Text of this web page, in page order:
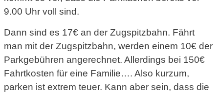
9.00 Uhr voll sind.
Dann sind es 17€ an der Zugspitzbahn. Fährt
man mit der Zugspitzbahn, werden einem 10€ der
Parkgebühren angerechnet. Allerdings bei 150€
Fahrtkosten für eine Familie…. Also kurzum,
parken ist extrem teuer. Kann aber sein, dass die